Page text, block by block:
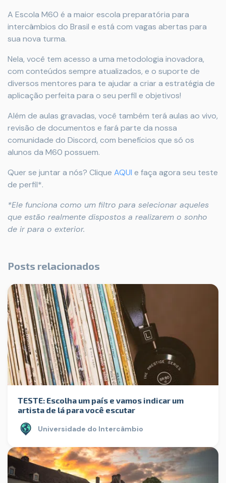
A Escola M60 é a maior escola preparatória para
intercâmbios do Brasil e está com vagas abertas para
sua nova turma.
Nela, você tem acesso a uma metodologia inovadora,
com conteúdos sempre atualizados, e o suporte de
diversos mentores para te ajudar a criar a estratégia de
aplicação perfeita para o seu perfil e objetivos!
Além de aulas gravadas, você também terá aulas ao vivo,
revisão de documentos e fará parte da nossa
comunidade do Discord, com benefícios que só os
alunos da M60 possuem.
Quer se juntar a nós? Clique AQUI e faça agora seu teste
de perfil*.
*Ele funciona como um filtro para selecionar aqueles
que estão realmente dispostos a realizarem o sonho
de ir para o exterior.
Posts relacionados
TESTE: Escolha um país e vamos indicar um
artista de lá para você escutar
Universidade do Intercâmbio